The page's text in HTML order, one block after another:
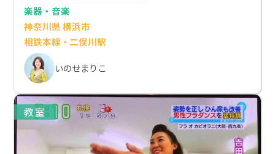
楽器・音楽
神奈川県 横浜市
相鉄本線・二俣川駅
いのせまりこ
教室